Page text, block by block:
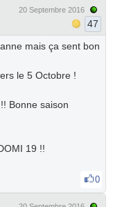
20 Septembre 2016
47
mais ça sent bon
le 5 Octobre !
Bonne saison
19 !!
0